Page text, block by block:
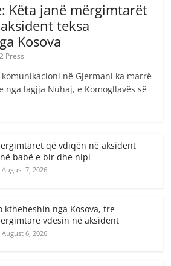
Këta janë mërgimtarët
teksa
Kosova
Press
në Gjermani ka marrë
nga lagjja Nuhaj, e Komogllavës së
që vdiqën në aksident
babë e bir dhe nipi
August 7, 2026
ktheheshin nga Kosova, tre
vdesin në aksident
August 6, 2026